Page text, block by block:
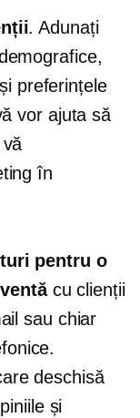
. Adunați
preferințele
vor ajuta să
în
pentru o
cu clienții
sau chiar
deschisă
și